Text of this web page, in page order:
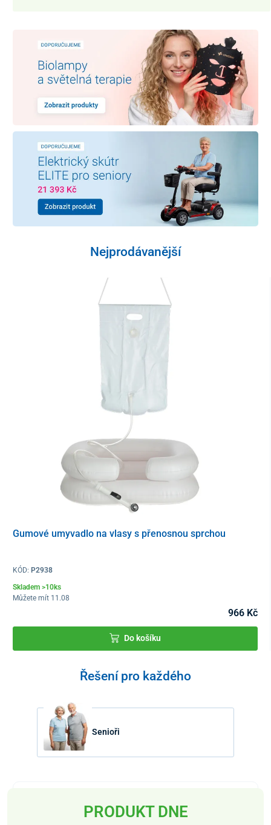
Nejprodávanější
Gumové umyvadlo na vlasy s přenosnou sprchou
KÓD: P2938
Skladem >10ks
Můžete mít 11.08
966 Kč
Do košíku
Řešení pro každého
Senioři
PRODUKT DNE